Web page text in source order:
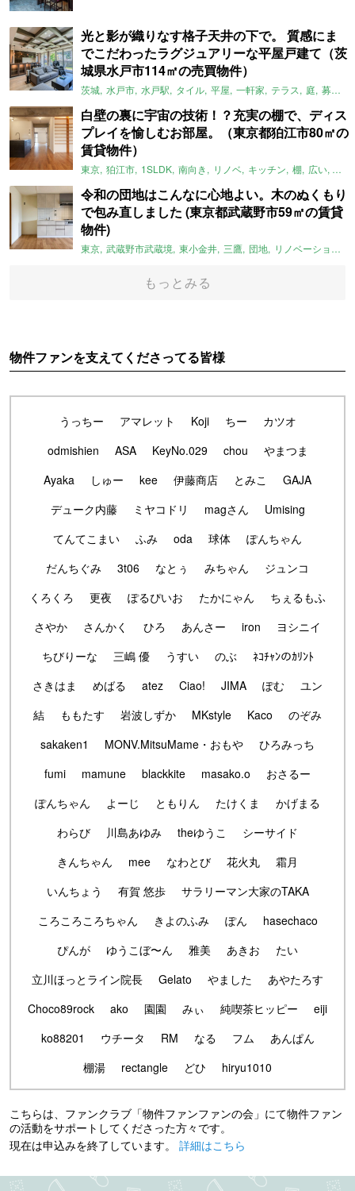
光と影が織りなす格子天井の下で。 質感にま
でこだわったラグジュアリーな平屋戸建て（茨
城県水戸市114㎡の売買物件）
茨城 水戸市 水戸駅 タイル 平屋 一軒家 テラス 庭 募集中
白壁の裏に宇宙の技術！？充実の棚で、ディス
プレイを愉しむお部屋。（東京都狛江市80㎡の
賃貸物件）
東京 狛江市 1SLDK 南向き リノベ キッチン 棚 広い ガイ
令和の団地はこんなに心地よい。木のぬくもり
で包み直しました (東京都武蔵野市59㎡の賃貸
物件)
東京 武蔵野市武蔵境 東小金井 三鷹 団地 リノベーション
もっとみる
物件ファンを支えてくださってる皆様
うっちー アマレット Koji ちー
カツオ
odmishien
ASA KeyNo.029 chou
やまつま
Ayaka
しゅー kee 伊藤商店 とみこ
GAJA
デューク内藤
ミヤコドリ magさん
Umising
てんてこまい
ふみ oda 球体
ぽんちゃん
だんちぐみ
3t06 なとぅ みちゃん
ジュンコ
くろくろ
更夜 ぽるぴいお たかにゃん
ちぇるもふ
さやか
さんかく ひろ あんさー iron
ヨシニイ
ちびりーな
三嶋 優 うすい のぶ
ﾈｺﾁｬﾝのｶﾘﾝﾄ
さきはま
めばる atez Ciao! JIMA ぽむ
ユン
結
ももたす 岩波しずか MKstyle Kaco
のぞみ
sakaken1
MONV.MitsuMame・おもや
ひろみっち
fumi
mamune blackkite masako.o
おさるー
ぽんちゃん
よーじ ともりん たけくま
かげまる
わらび
川島あゆみ theゆうこ
シーサイド
きんちゃん
mee なわとび 花火丸
霜月
いんちょう
有賀 悠歩
サラリーマン大家のTAKA
ころころころちゃん
きよのふみ ぽん
hasechaco
ぴんが
ゆうこぼ〜ん 雅美 あきお
たい
立川ほっとライン院長
Gelato やました
あやたろす
Choco89rock
ako 園園 みぃ 純喫茶ヒッピー
eiji
ko88201
ウチータ RM なる フム
あんぱん
棚湯
rectangle どひ hiryu1010
こちらは、ファンクラブ「物件ファンファンの会」にて物件ファン
の活動をサポートしてくださった方々です。
現在は申込みを終了しています。 詳細はこちら